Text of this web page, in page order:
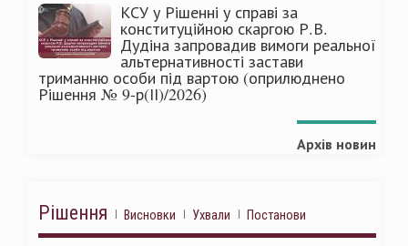
КСУ у Рішенні у справі за
конституційною скаргою Р.В.
Дудіна запровадив вимоги реальної
альтернативності застави
триманню особи під вартою (оприлюднено
Рішення № 9-р(ІІ)/2026)
Архів новин
Рішення Висновки Ухвали Постанови